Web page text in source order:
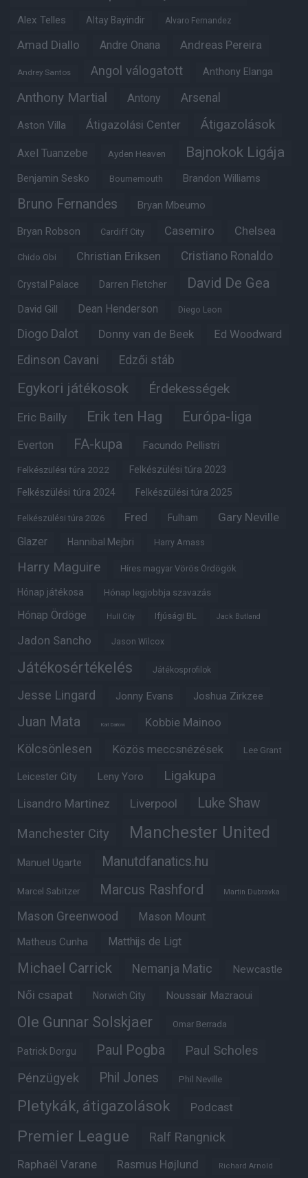
Alex Telles Altay Bayindir Alvaro Fernandez
Amad Diallo Andre Onana Andreas Pereira
Andrey Santos Angol válogatott Anthony Elanga
Anthony Martial Antony Arsenal
Aston Villa Átigazolási Center Átigazolások
Axel Tuanzebe Ayden Heaven Bajnokok Ligája
Benjamin Sesko Bournemouth Brandon Williams
Bruno Fernandes Bryan Mbeumo
Bryan Robson Cardiff City Casemiro Chelsea
Chido Obi Christian Eriksen Cristiano Ronaldo
Crystal Palace Darren Fletcher David De Gea
David Gill Dean Henderson Diego Leon
Diogo Dalot Donny van de Beek Ed Woodward
Edinson Cavani Edzői stáb
Egykori játékosok Érdekességek
Eric Bailly Erik ten Hag Európa-liga
Everton FA-kupa Facundo Pellistri
Felkészülési túra 2022 Felkészülési túra 2023
Felkészülési túra 2024 Felkészülési túra 2025
Felkészülési túra 2026 Fred Fulham Gary Neville
Glazer Hannibal Mejbri Harry Amass
Harry Maguire Híres magyar Vörös Ördögök
Hónap játékosa Hónap legjobbja szavazás
Hónap Ördöge Hull City Ifjúsági BL Jack Butland
Jadon Sancho Jason Wilcox
Játékosértékelés Játékosprofilok
Jesse Lingard Jonny Evans Joshua Zirkzee
Juan Mata Karl Darlow Kobbie Mainoo
Kölcsönlesen Közös meccsnézések Lee Grant
Leicester City Leny Yoro Ligakupa
Lisandro Martinez Liverpool Luke Shaw
Manchester City Manchester United
Manuel Ugarte Manutdfanatics.hu
Marcel Sabitzer Marcus Rashford Martin Dubravka
Mason Greenwood Mason Mount
Matheus Cunha Matthijs de Ligt
Michael Carrick Nemanja Matic Newcastle
Női csapat Norwich City Noussair Mazraoui
Ole Gunnar Solskjaer Omar Berrada
Patrick Dorgu Paul Pogba Paul Scholes
Pénzügyek Phil Jones Phil Neville
Pletykák, átigazolások Podcast
Premier League Ralf Rangnick
Raphaël Varane Rasmus Højlund Richard Arnold